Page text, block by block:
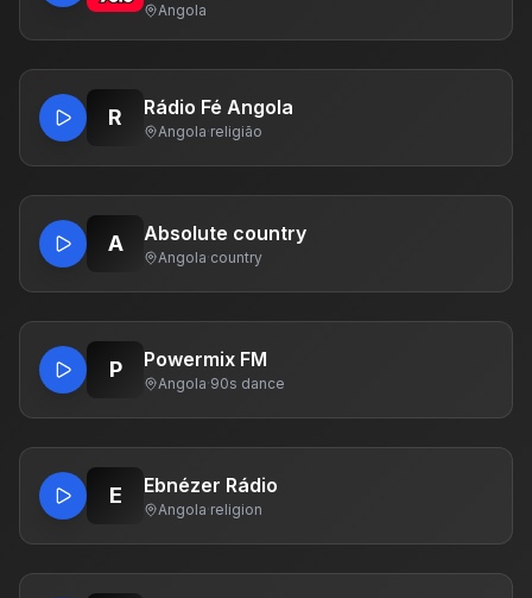
Angola
R Rádio Fé Angola
Angola·religião
A Absolute country
Angola·country
P Powermix FM
Angola·90s dance
E Ebnézer Rádio
Angola·religion